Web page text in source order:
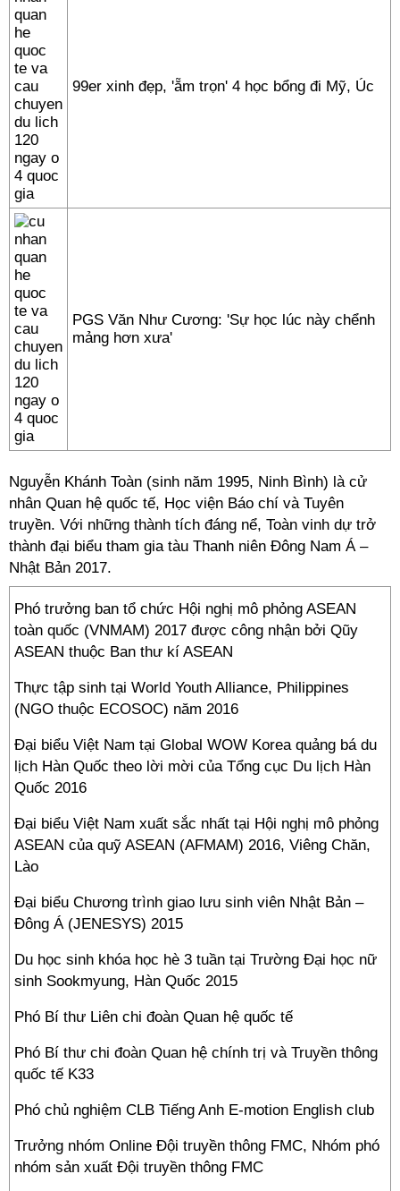
99er xinh đẹp, 'ẵm trọn' 4 học bổng đi Mỹ, Úc
PGS Văn Như Cương: 'Sự học lúc này chểnh
mảng hơn xưa'
Nguyễn Khánh Toàn (sinh năm 1995, Ninh Bình) là cử
nhân Quan hệ quốc tế, Học viện Báo chí và Tuyên
truyền. Với những thành tích đáng nể, Toàn vinh dự trở
thành đại biểu tham gia tàu Thanh niên Đông Nam Á –
Nhật Bản 2017.
Phó trưởng ban tổ chức Hội nghị mô phỏng ASEAN
toàn quốc (VNMAM) 2017 được công nhận bởi Qũy
ASEAN thuộc Ban thư kí ASEAN
Thực tập sinh tại World Youth Alliance, Philippines
(NGO thuộc ECOSOC) năm 2016
Đại biểu Việt Nam tại Global WOW Korea quảng bá du
lịch Hàn Quốc theo lời mời của Tổng cục Du lịch Hàn
Quốc 2016
Đại biểu Việt Nam xuất sắc nhất tại Hội nghị mô phỏng
ASEAN của quỹ ASEAN (AFMAM) 2016, Viêng Chăn,
Lào
Đại biểu Chương trình giao lưu sinh viên Nhật Bản –
Đông Á (JENESYS) 2015
Du học sinh khóa học hè 3 tuần tại Trường Đại học nữ
sinh Sookmyung, Hàn Quốc 2015
Phó Bí thư Liên chi đoàn Quan hệ quốc tế
Phó Bí thư chi đoàn Quan hệ chính trị và Truyền thông
quốc tế K33
Phó chủ nghiệm CLB Tiếng Anh E-motion English club
Trưởng nhóm Online Đội truyền thông FMC, Nhóm phó
nhóm sản xuất Đội truyền thông FMC